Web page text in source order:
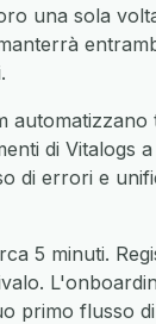
una sola
di Vitalogs
di errori e
5 minuti.
primo flusso